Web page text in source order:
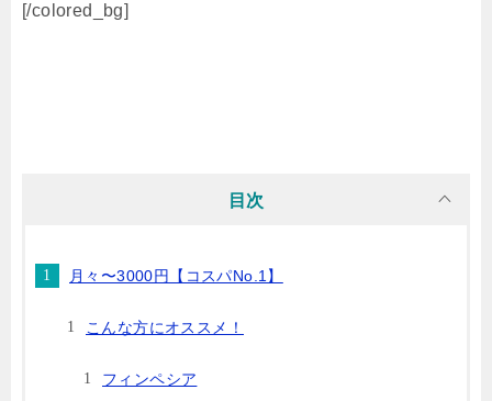
[/colored_bg]
目次
月々〜3000円【コスパNo.1】
こんな方にオススメ！
フィンペシア